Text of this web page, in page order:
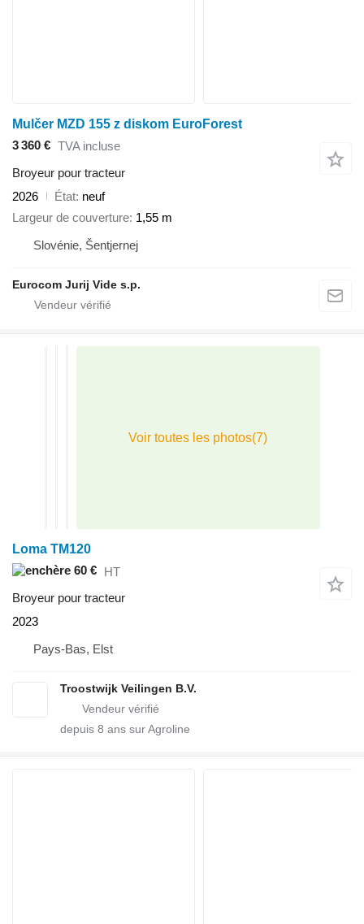
Mulčer MZD 155 z diskom EuroForest
3 360 € TVA incluse
Broyeur pour tracteur
2026
État neuf
Largeur de couverture 1,55 m
Slovénie, Šentjernej
Eurocom Jurij Vide s.p.
Loma TM120
60 € HT
Broyeur pour tracteur
2023
Pays-Bas, Elst
Troostwijk Veilingen B.V.
depuis 8 ans sur Agroline